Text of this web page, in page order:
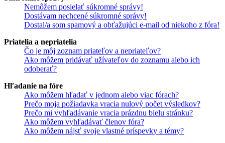
Nemôžem posielať súkromné správy!
Dostávam nechcené súkromné správy!
Dostal/a som spamový a obťažujúci e-mail od niekoho z fóra!
Priatelia a nepriatelia
Čo je môj zoznam priateľov a nepriateľov?
Ako môžem pridávať užívateľov do zoznamu alebo ich
odoberať?
Hľadanie na fóre
Ako môžem hľadať v jednom alebo viac fórach?
Prečo moja požiadavka vracia nulový počet výsledkov?
Prečo mi vyhľadávanie vracia prázdnu bielu stránku?
Ako môžem vyhľadávať členov fóra?
Ako môžem nájsť svoje vlastné príspevky a témy?